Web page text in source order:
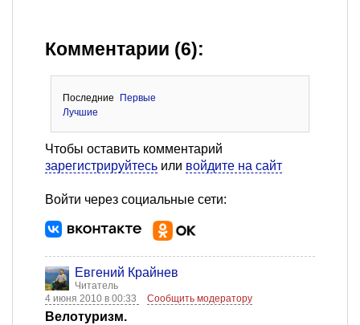
Комментарии (6):
Последние
Первые
Лучшие
Чтобы оставить комментарий
зарегистрируйтесь или войдите на сайт
Войти через социальные сети:
Евгений Крайнев
Читатель
4 июня 2010 в 00:33
Сообщить модератору
Велотуризм.